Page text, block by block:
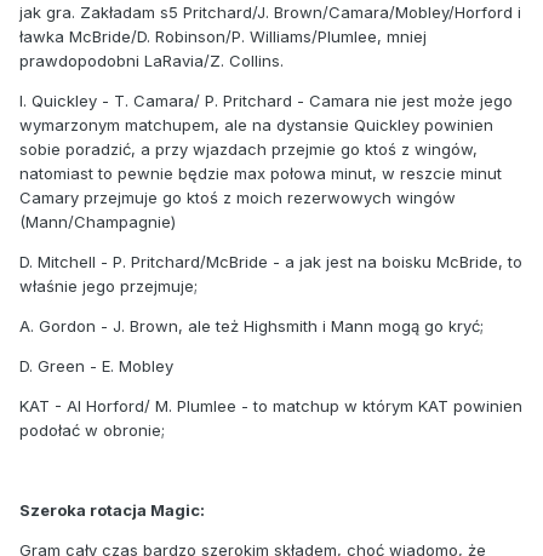
jak gra. Zakładam s5 Pritchard/J. Brown/Camara/Mobley/Horford i
ławka McBride/D. Robinson/P. Williams/Plumlee, mniej
prawdopodobni LaRavia/Z. Collins.
I. Quickley - T. Camara/ P. Pritchard - Camara nie jest może jego
wymarzonym matchupem, ale na dystansie Quickley powinien
sobie poradzić, a przy wjazdach przejmie go ktoś z wingów,
natomiast to pewnie będzie max połowa minut, w reszcie minut
Camary przejmuje go ktoś z moich rezerwowych wingów
(Mann/Champagnie)
D. Mitchell - P. Pritchard/McBride - a jak jest na boisku McBride, to
właśnie jego przejmuje;
A. Gordon - J. Brown, ale też Highsmith i Mann mogą go kryć;
D. Green - E. Mobley
KAT - Al Horford/ M. Plumlee - to matchup w którym KAT powinien
podołać w obronie;
Szeroka rotacja Magic:
Gram cały czas bardzo szerokim składem, choć wiadomo, że